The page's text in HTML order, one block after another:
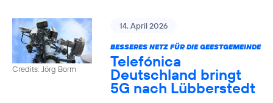
Credits: Jörg Borm
14. April 2026
BESSERES NETZ FÜR DIE GEESTGEMEINDE
Telefónica
Deutschland bringt
5G nach Lübberstedt